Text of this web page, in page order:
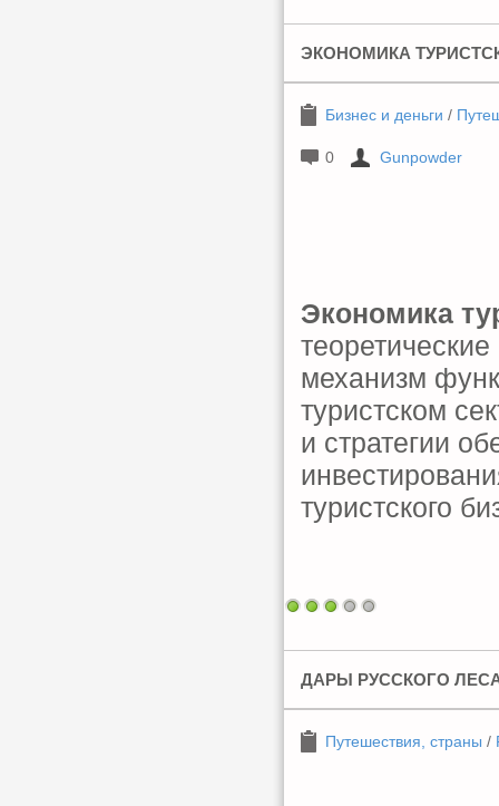
ЭКОНОМИКА
Бизнес и деньги /
0 Gunpowder
Экономика
механизм
туристском
и стратегии
туристского
ДАРЫ РУССКОГО
Путешествия, страны /